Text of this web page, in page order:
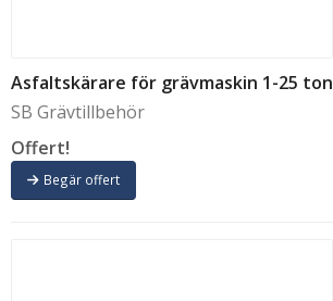
Asfaltskärare för grävmaskin 1-25 ton
SB Grävtillbehör
Offert!
Begär offert